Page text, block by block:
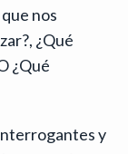
nos
¿Qué
¿Qué
y